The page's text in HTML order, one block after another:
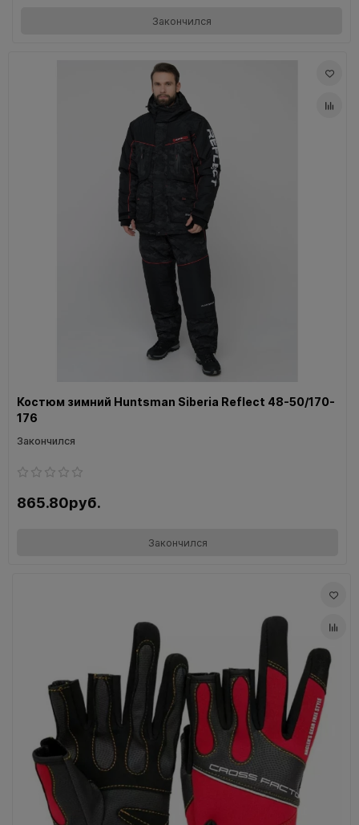
Закончился
Костюм зимний Huntsman Siberia Reflect 48-50/170-
176
Закончился
865.80руб.
Закончился